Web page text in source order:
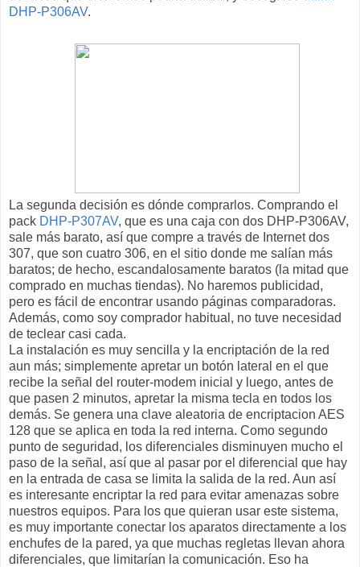
DHP-P306AV.
La segunda decisión es dónde comprarlos. Comprando el
pack DHP-P307AV, que es una caja con dos DHP-P306AV,
sale más barato, así que compre a través de Internet dos
307, que son cuatro 306, en el sitio donde me salían más
baratos; de hecho, escandalosamente baratos (la mitad que
comprado en muchas tiendas). No haremos publicidad,
pero es fácil de encontrar usando páginas comparadoras.
Además, como soy comprador habitual, no tuve necesidad
de teclear casi cada.
La instalación es muy sencilla y la encriptación de la red
aun más; simplemente apretar un botón lateral en el que
recibe la señal del router-modem inicial y luego, antes de
que pasen 2 minutos, apretar la misma tecla en todos los
demás. Se genera una clave aleatoria de encriptacion AES
128 que se aplica en toda la red interna. Como segundo
punto de seguridad, los diferenciales disminuyen mucho el
paso de la señal, así que al pasar por el diferencial que hay
en la entrada de casa se limita la salida de la red. Aun así
es interesante encriptar la red para evitar amenazas sobre
nuestros equipos. Para los que quieran usar este sistema,
es muy importante conectar los aparatos directamente a los
enchufes de la pared, ya que muchas regletas llevan ahora
diferenciales, que limitarían la comunicación. Eso ha